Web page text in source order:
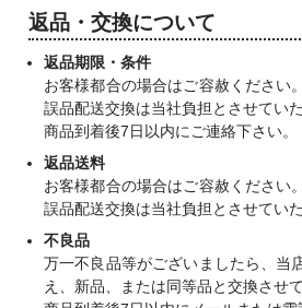
返品・交換について
返品期限・条件
お客様都合の場合はご容赦ください
誤品配送交換は当社負担とさせていた
商品到着後7日以内にご連絡下さい。
返品送料
お客様都合の場合はご容赦ください
誤品配送交換は当社負担とさせていた
不良品
万一不良品等がございましたら、当
え、新品、または同等品と交換させ